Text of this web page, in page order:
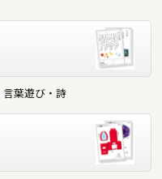
言葉遊び・詩